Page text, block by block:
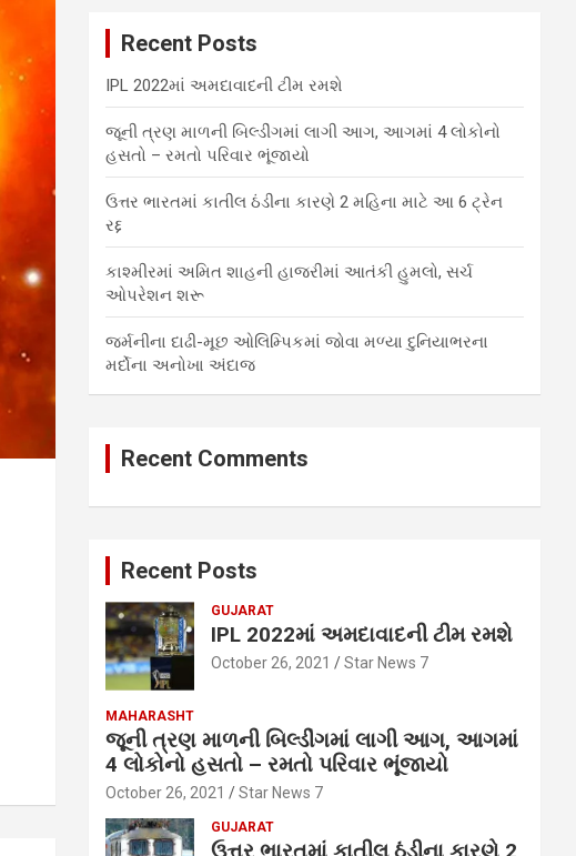
Recent Posts
IPL 2022માં અમદાવાદની ટીમ રમશે
જૂની ત્રણ માળની બિલ્ડીંગમાં લાગી આગ, આગમાં 4 લોકોનો
હસતો – રમતો પરિવાર ભૂંજાયો
ઉત્તર ભારતમાં કાતીલ ઠંડીના કારણે 2 મહિના માટે આ 6 ટ્રેન
રદ્દ
કાશ્મીરમાં અમિત શાહની હાજરીમાં આતંકી હુમલો, સર્ચ
ઓપરેશન શરૂ
જર્મનીના દાઢી-મૂછ ઓલિમ્પિકમાં જોવા મળ્યા દુનિયાભરના
મર્દોના અનોખા અંદાજ
Recent Comments
Recent Posts
GUJARAT
IPL 2022માં અમદાવાદની ટીમ રમશે
October 26, 2021 Star News 7
MAHARASHT
જૂની ત્રણ માળની બિલ્ડીંગમાં લાગી આગ, આગમાં
4 લોકોનો હસતો – રમતો પરિવાર ભૂંજાયો
October 26, 2021 Star News 7
GUJARAT